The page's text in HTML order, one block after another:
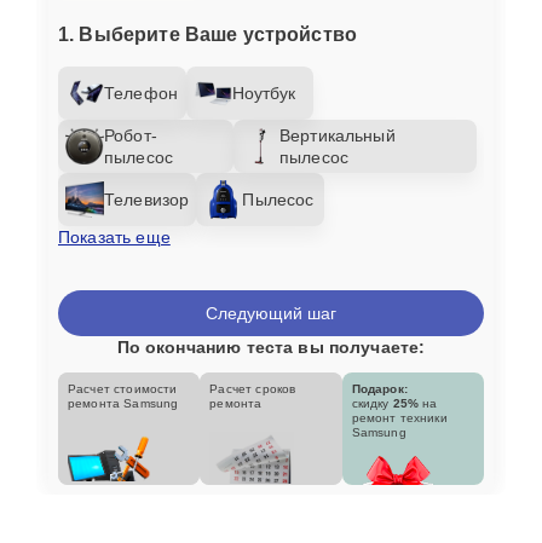
1. Выберите Ваше устройство
Телефон Ноутбук
Робот-
пылесос
Вертикальный
пылесос
Телевизор
Пылесос
Показать еще
Следующий шаг
По окончанию теста вы получаете:
Расчет стоимости
ремонта Samsung
Расчет сроков
ремонта
Подарок:
скидку 25% на
ремонт техники
Samsung